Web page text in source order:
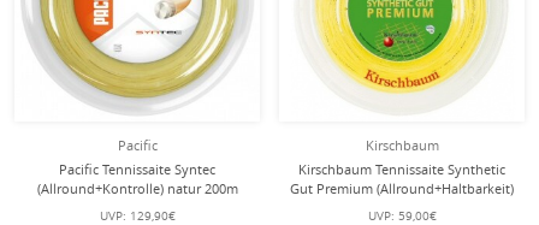
Pacific
Pacific Tennissaite Syntec
(Allround+Kontrolle) natur 200m
Rolle
UVP: 129,90€
Kirschbaum
Kirschbaum Tennissaite Synthetic
Gut Premium (Allround+Haltbarkeit)
gold 200m Rolle
UVP: 59,00€